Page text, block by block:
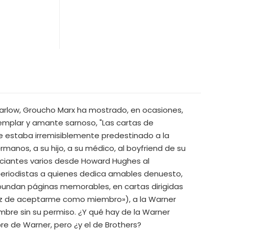
Groucho Marx ha mostrado, en ocasiones,
y amante sarnoso, "Las cartas de
estaba irremisiblemente predestinado a la
a su hijo, a su médico, al boyfriend de su
varios desde Howard Hughes al
a quienes dedica amables denuesto,
páginas memorables, en cartas dirigidas
de aceptarme como miembro»), a la Warner
sin su permiso. ¿Y qué hay de la Warner
de Warner, pero ¿y el de Brothers?